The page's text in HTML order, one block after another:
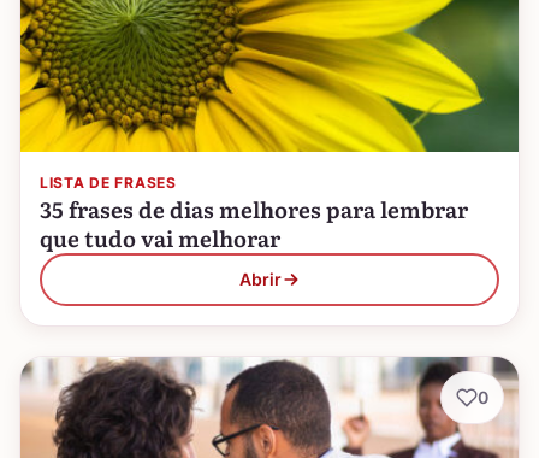
LISTA DE FRASES
35 frases de dias melhores para lembrar
que tudo vai melhorar
Abrir
0